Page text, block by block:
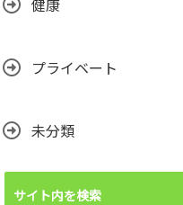
健康
プライベート
未分類
サイト内を検索